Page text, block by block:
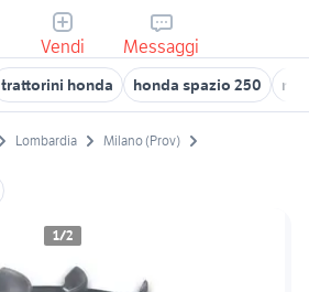
Vendi Messaggi
trattorini honda honda spazio 250
Lombardia
Milano (Prov)
1/2